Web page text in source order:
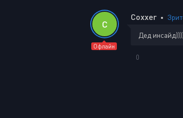
C
Офлайн
Coxxer
Дед инсайд))))
0